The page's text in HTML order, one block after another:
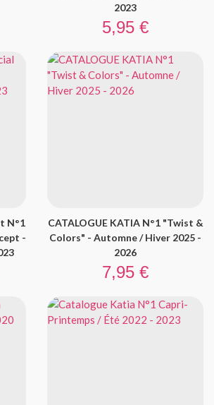
2023
Prix
5,95 €
N°1
-
CATALOGUE KATIA N°1 "Twist &
Colors" - Automne / Hiver 2025 -
2026
Prix
7,95 €